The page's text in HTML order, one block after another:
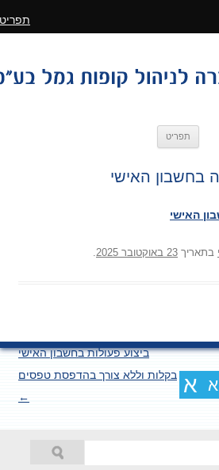
תפריט
בחשבון האישי
האישי
23 באוקטובר 2025 .
ביצוע פעולות בחשבון האישי
בקלות וללא צורך בהדפסת טפסים
←
א א
תפריט